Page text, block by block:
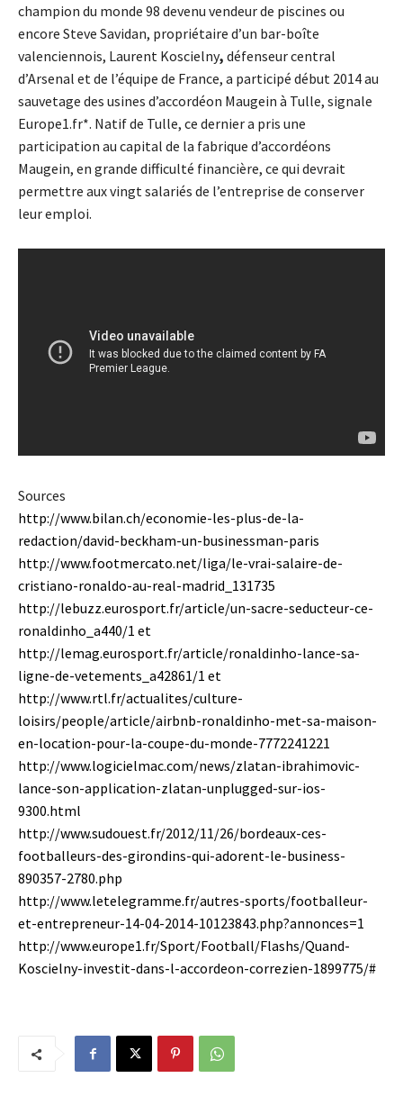
champion du monde 98 devenu vendeur de piscines ou
encore Steve Savidan, propriétaire d’un bar-boîte
valenciennois, Laurent Koscielny, défenseur central
d’Arsenal et de l’équipe de France, a participé début 2014 au
sauvetage des usines d’accordéon Maugein à Tulle, signale
Europe1.fr*. Natif de Tulle, ce dernier a pris une
participation au capital de la fabrique d’accordéons
Maugein, en grande difficulté financière, ce qui devrait
permettre aux vingt salariés de l’entreprise de conserver
leur emploi.
Sources
http://www.bilan.ch/economie-les-plus-de-la-
redaction/david-beckham-un-businessman-paris
http://www.footmercato.net/liga/le-vrai-salaire-de-
cristiano-ronaldo-au-real-madrid_131735
http://lebuzz.eurosport.fr/article/un-sacre-seducteur-ce-
ronaldinho_a440/1 et
http://lemag.eurosport.fr/article/ronaldinho-lance-sa-
ligne-de-vetements_a42861/1 et
http://www.rtl.fr/actualites/culture-
loisirs/people/article/airbnb-ronaldinho-met-sa-maison-
en-location-pour-la-coupe-du-monde-7772241221
http://www.logicielmac.com/news/zlatan-ibrahimovic-
lance-son-application-zlatan-unplugged-sur-ios-
9300.html
http://www.sudouest.fr/2012/11/26/bordeaux-ces-
footballeurs-des-girondins-qui-adorent-le-business-
890357-2780.php
http://www.letelegramme.fr/autres-sports/footballeur-
et-entrepreneur-14-04-2014-10123843.php?annonces=1
http://www.europe1.fr/Sport/Football/Flashs/Quand-
Koscielny-investit-dans-l-accordeon-correzien-1899775/#